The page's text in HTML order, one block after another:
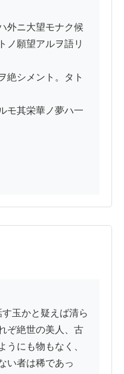
外ニ大望モナク候
ノ願望アルヲ語リ
絶シメント。タト
モ其栄華ノ夢ハ一
ぞ絶世の美人、古
うにも物もなく、
い者は稀であっ